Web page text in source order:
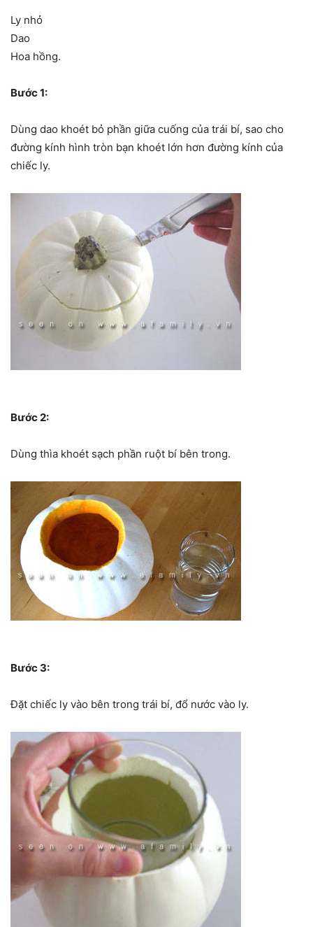
Ly nhỏ
Dao
Hoa hồng.
Bước 1:
Dùng dao khoét bỏ phần giữa cuống của trái bí, sao cho
đường kính hình tròn bạn khoét lớn hơn đường kính của
chiếc ly.
Bước 2:
Dùng thìa khoét sạch phần ruột bí bên trong.
Bước 3:
Đặt chiếc ly vào bên trong trái bí, đổ nước vào ly.